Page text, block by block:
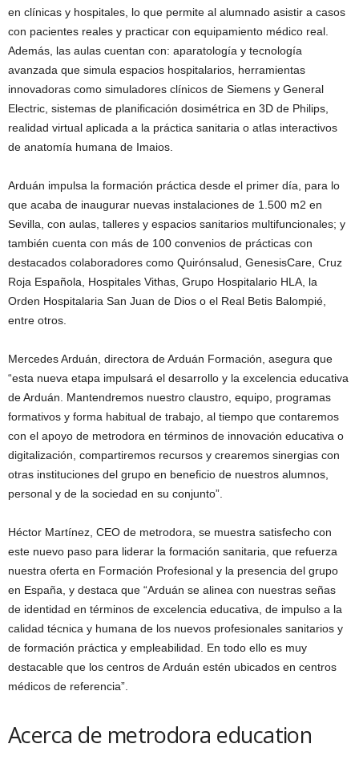
en clínicas y hospitales, lo que permite al alumnado asistir a casos
con pacientes reales y practicar con equipamiento médico real.
Además, las aulas cuentan con: aparatología y tecnología
avanzada que simula espacios hospitalarios, herramientas
innovadoras como simuladores clínicos de Siemens y General
Electric, sistemas de planificación dosimétrica en 3D de Philips,
realidad virtual aplicada a la práctica sanitaria o atlas interactivos
de anatomía humana de Imaios.
Arduán impulsa la formación práctica desde el primer día, para lo
que acaba de inaugurar nuevas instalaciones de 1.500 m2 en
Sevilla, con aulas, talleres y espacios sanitarios multifuncionales; y
también cuenta con más de 100 convenios de prácticas con
destacados colaboradores como Quirónsalud, GenesisCare, Cruz
Roja Española, Hospitales Vithas, Grupo Hospitalario HLA, la
Orden Hospitalaria San Juan de Dios o el Real Betis Balompié,
entre otros.
Mercedes Arduán, directora de Arduán Formación, asegura que
“esta nueva etapa impulsará el desarrollo y la excelencia educativa
de Arduán. Mantendremos nuestro claustro, equipo, programas
formativos y forma habitual de trabajo, al tiempo que contaremos
con el apoyo de metrodora en términos de innovación educativa o
digitalización, compartiremos recursos y crearemos sinergias con
otras instituciones del grupo en beneficio de nuestros alumnos,
personal y de la sociedad en su conjunto”.
Héctor Martínez, CEO de metrodora, se muestra satisfecho con
este nuevo paso para liderar la formación sanitaria, que refuerza
nuestra oferta en Formación Profesional y la presencia del grupo
en España, y destaca que “Arduán se alinea con nuestras señas
de identidad en términos de excelencia educativa, de impulso a la
calidad técnica y humana de los nuevos profesionales sanitarios y
de formación práctica y empleabilidad. En todo ello es muy
destacable que los centros de Arduán estén ubicados en centros
médicos de referencia”.
Acerca de metrodora education